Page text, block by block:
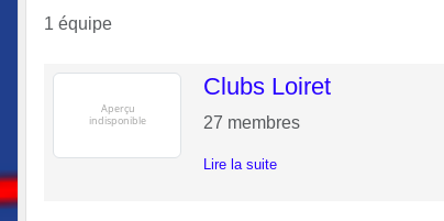
1 équipe
Clubs Loiret
27 membres
Lire la suite